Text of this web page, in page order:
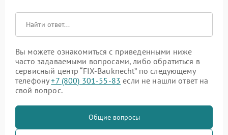
Вы можете ознакомиться с приведенными ниже
часто задаваемыми вопросами, либо обратиться в
сервисный центр “FIX-Bauknecht” по следующему
телефону+7 (800) 301-55-83 если не нашли ответ на
свой вопрос.
Общие вопросы